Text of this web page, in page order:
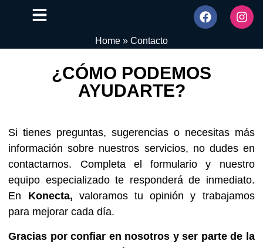
Home » Contacto
¿CÓMO PODEMOS
AYUDARTE?
Si tienes preguntas, sugerencias o necesitas más
información sobre nuestros servicios, no dudes en
contactarnos. Completa el formulario y nuestro
equipo especializado te responderá de inmediato.
En Konecta, valoramos tu opinión y trabajamos
para mejorar cada día.
Gracias por confiar en nosotros y ser parte de la